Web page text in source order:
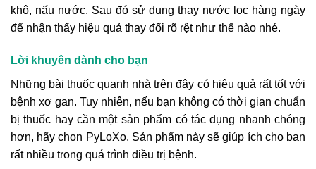
khô, nấu nước. Sau đó sử dụng thay nước lọc hàng ngày
để nhận thấy hiệu quả thay đổi rõ rệt như thế nào nhé.
Lời khuyên dành cho bạn
Những bài thuốc quanh nhà trên đây có hiệu quả rất tốt với
bệnh xơ gan. Tuy nhiên, nếu bạn không có thời gian chuẩn
bị thuốc hay cần một sản phẩm có tác dụng nhanh chóng
hơn, hãy chọn PyLoXo. Sản phẩm này sẽ giúp ích cho bạn
rất nhiều trong quá trình điều trị bệnh.